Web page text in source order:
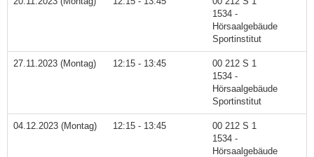
1534 -
Hörsaalgebäude
Sportinstitut
27.11.2023 (Montag) 12:15 - 13:45
00 212 S 1
1534 -
Hörsaalgebäude
Sportinstitut
04.12.2023 (Montag) 12:15 - 13:45
00 212 S 1
1534 -
Hörsaalgebäude